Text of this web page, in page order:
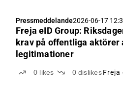
Pressmeddelande2026-06-17
Freja eID Group:
krav på offentliga aktörer
legitimationer
0 likes 0 dislikes Freja